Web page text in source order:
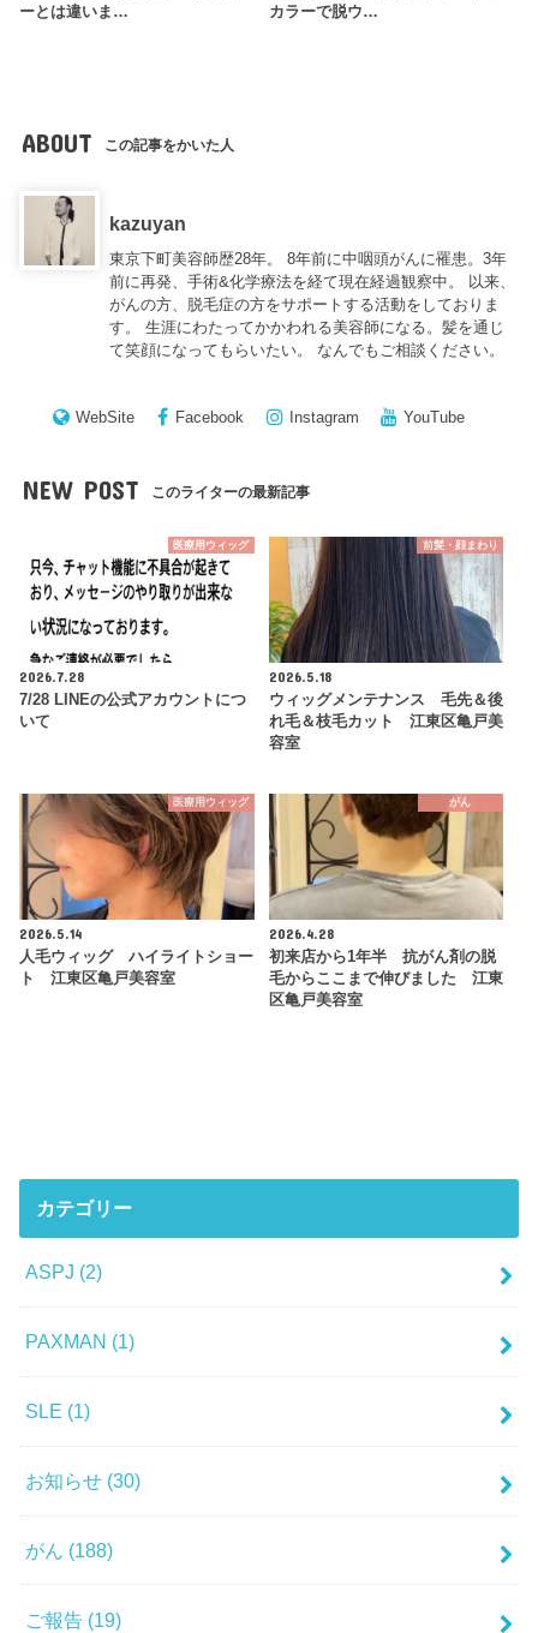
ーとは違いま…
カラーで脱ウ…
ABOUT この記事をかいた人
kazuyan
東京下町美容師歴28年。 8年前に中咽頭がんに罹患。3年
前に再発、手術&化学療法を経て現在経過観察中。 以来、
がんの方、脱毛症の方をサポートする活動をしておりま
す。 生涯にわたってかかわれる美容師になる。髪を通じ
て笑顔になってもらいたい。 なんでもご相談ください。
WebSite Facebook Instagram YouTube
NEW POST このライターの最新記事
医療用ウィッグ
2026.7.28
7/28 LINEの公式アカウントにつ
いて
前髪・顔まわり
2026.5.18
ウィッグメンテナンス 毛先＆後
れ毛＆枝毛カット 江東区亀戸美
容室
医療用ウィッグ
2026.5.14
人毛ウィッグ ハイライトショー
ト 江東区亀戸美容室
がん
2026.4.28
初来店から1年半 抗がん剤の脱
毛からここまで伸びました 江東
区亀戸美容室
カテゴリー
ASPJ (2)
PAXMAN (1)
SLE (1)
お知らせ (30)
がん (188)
ご報告 (19)